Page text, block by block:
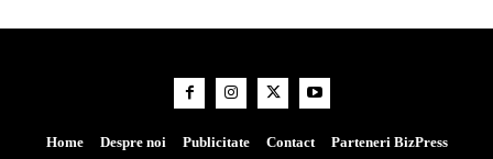
Home Despre noi Publicitate Contact Parteneri BizPress